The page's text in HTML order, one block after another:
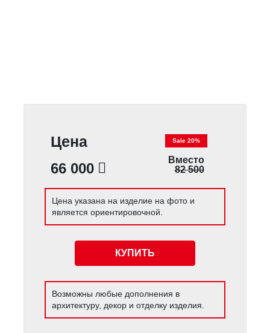
Цена
66 000
Sale 20%
Вместо
82 500
Цена указана на изделие на фото и
является ориентировочной.
КУПИТЬ
Возможны любые дополнения в
архитектуру, декор и отделку изделия.